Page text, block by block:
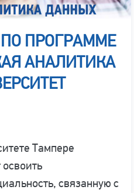
ПРОГРАММЕ
АНАЛИТИКА
Тампере
связанную с